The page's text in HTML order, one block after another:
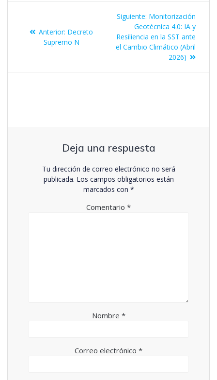
Anterior: Decreto
Supremo N
Siguiente: Monitorización
Geotécnica 4.0: IA y
Resiliencia en la SST ante
el Cambio Climático (Abril
2026)
Deja una respuesta
Tu dirección de correo electrónico no será
publicada. Los campos obligatorios están
marcados con *
Comentario *
Nombre *
Correo electrónico *